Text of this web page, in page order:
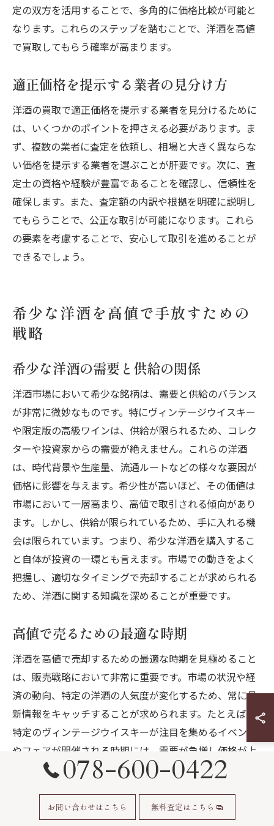
定の双方を活用することで、多角的に価格比較が可能と
なります。これらのステップを踏むことで、洋酒を高値
で買取してもらう確率が高まります。
適正価格を提示する業者の見分け方
洋酒の買取で適正価格を提示する業者を見分けるために
は、いくつかのポイントを押さえる必要があります。ま
ず、複数の業者に査定を依頼し、相場と大きく異ならな
い価格を提示する業者を選ぶことが肝要です。次に、査
定士の資格や経験が豊富であることを確認し、信頼性を
確保します。また、査定額の内訳や根拠を明確に説明し
てもらうことで、公正な取引が可能になります。これら
の要素を考慮することで、安心して取引を進めることが
できるでしょう。
希少な洋酒を高値で手放すための
戦略
希少な洋酒の需要と供給の関係
洋酒市場において希少な銘柄は、需要と供給のバランス
が非常に微妙なものです。特にヴィンテージウイスキー
や限定版の高級ワインは、供給が限られるため、コレク
ターや投資家からの需要が絶えません。これらの洋酒
は、時代背景や生産量、流通ルートなどの様々な要因が
価格に影響を与えます。希少性が高いほど、その価値は
市場において一層高まり、高値で取引される傾向があり
ます。しかし、供給が限られているため、手に入れる機
会は限られています。つまり、希少な洋酒を購入するこ
と自体が投資の一環とも言えます。市場での動きをよく
把握し、適切なタイミングで売却することが求められる
ため、洋酒に関する知識を深めることが重要です。
高値で売るための最適な時期
洋酒を高値で売却するための最適な時期を見極めること
は、販売戦略において非常に重要です。市場の状況や経
済の動向、特定の洋酒の人気度が変化するため、常に最
新情報をキャッチすることが求められます。たとえば、
特定のヴィンテージウイスキーが注目を集めるイベント
やフェアが開催される時期には、需要が急増し価格が上
昇することが予想されます。また、経済が好調な時期に
気を帯びることも。逆に、供給が増加する時期には価格
078-600-0422
お問い合わせはこちら 無料査定はこちら